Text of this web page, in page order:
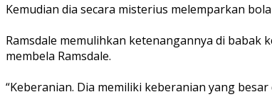
Kemudian dia secara misterius melemparkan
Ramsdale memulihkan ketenangannya di
membela Ramsdale.
“Keberanian. Dia memiliki keberanian yang